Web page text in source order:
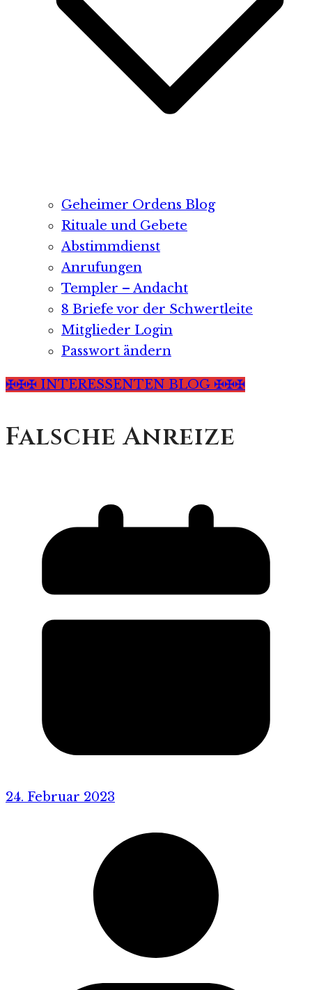
Geheimer Ordens Blog
Rituale und Gebete
Abstimmdienst
Anrufungen
Templer – Andacht
8 Briefe vor der Schwertleite
Mitglieder Login
Passwort ändern
✠✠✠ INTERESSENTEN BLOG ✠✠✠
Falsche Anreize
24. Februar 2023